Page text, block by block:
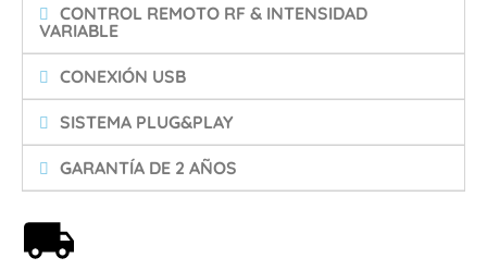
CONTROL REMOTO RF & INTENSIDAD
VARIABLE
CONEXIÓN USB
SISTEMA PLUG&PLAY
GARANTÍA DE 2 AÑOS